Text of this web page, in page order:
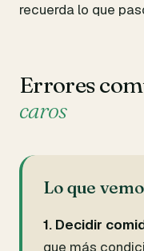
recuerda lo que
Errores
caros
Lo que
1. Decidir
que más